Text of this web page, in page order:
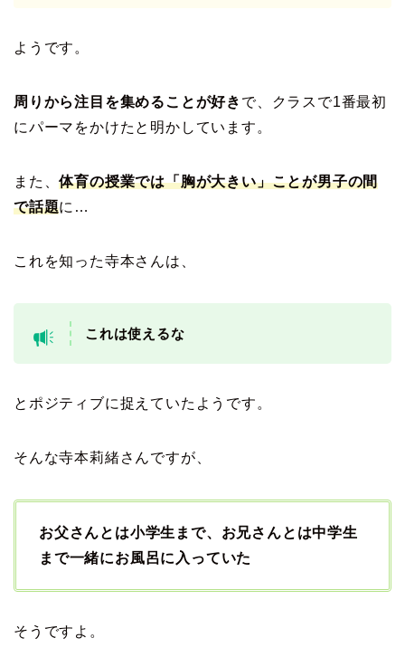
ようです。
周りから注目を集めることが好き で、クラスで1番最初
にパーマをかけたと明かしています。
また、体育の授業では「胸が大きい」ことが男子の間
で話題に…
これを知った寺本さんは、
これは使えるな
とポジティブに捉えていたようです。
そんな寺本莉緒さんですが、
お父さんとは小学生まで、お兄さんとは中学生
まで一緒にお風呂に入っていた
そうですよ。